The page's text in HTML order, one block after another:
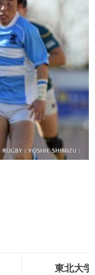
東北大学